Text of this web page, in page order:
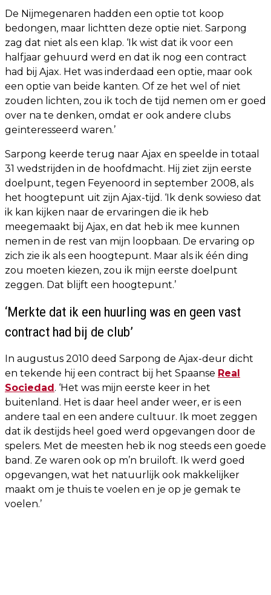
De Nijmegenaren hadden een optie tot koop
bedongen, maar lichtten deze optie niet. Sarpong
zag dat niet als een klap. ‘Ik wist dat ik voor een
halfjaar gehuurd werd en dat ik nog een contract
had bij Ajax. Het was inderdaad een optie, maar ook
een optie van beide kanten. Of ze het wel of niet
zouden lichten, zou ik toch de tijd nemen om er goed
over na te denken, omdat er ook andere clubs
geïnteresseerd waren.’
Sarpong keerde terug naar Ajax en speelde in totaal
31 wedstrijden in de hoofdmacht. Hij ziet zijn eerste
doelpunt, tegen Feyenoord in september 2008, als
het hoogtepunt uit zijn Ajax-tijd. ‘Ik denk sowieso dat
ik kan kijken naar de ervaringen die ik heb
meegemaakt bij Ajax, en dat heb ik mee kunnen
nemen in de rest van mijn loopbaan. De ervaring op
zich zie ik als een hoogtepunt. Maar als ik één ding
zou moeten kiezen, zou ik mijn eerste doelpunt
zeggen. Dat blijft een hoogtepunt.’
‘Merkte dat ik een huurling was en geen vast
contract had bij de club’
In augustus 2010 deed Sarpong de Ajax-deur dicht
en tekende hij een contract bij het Spaanse Real
Sociedad. ‘Het was mijn eerste keer in het
buitenland. Het is daar heel ander weer, er is een
andere taal en een andere cultuur. Ik moet zeggen
dat ik destijds heel goed werd opgevangen door de
spelers. Met de meesten heb ik nog steeds een goede
band. Ze waren ook op m’n bruiloft. Ik werd goed
opgevangen, wat het natuurlijk ook makkelijker
maakt om je thuis te voelen en je op je gemak te
voelen.’